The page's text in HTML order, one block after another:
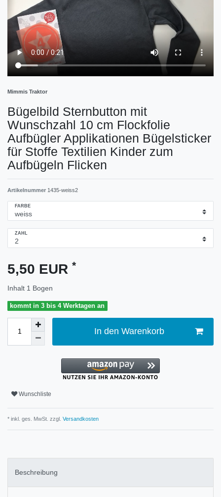
Mimmis Traktor
Bügelbild Sternbutton mit
Wunschzahl 10 cm Flockfolie
Aufbügler Applikationen Bügelsticker
für Stoffe Textilien Kinder zum
Aufbügeln Flicken
Artikelnummer 1435-weiss2
FARBE
ZAHL
5,50 EUR *
Inhalt 1 Bogen
kommt in 3 bis 4 Werktagen an
In den Warenkorb
Wunschliste
* inkl. ges. MwSt. zzgl. Versandkosten
Beschreibung